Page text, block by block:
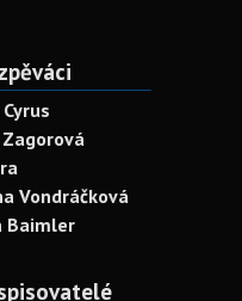
Zagorová
Vondráčková
Baimler